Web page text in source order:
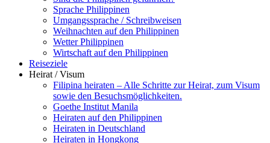
Sprache Philippinen
Umgangssprache / Schreibweisen
Weihnachten auf den Philippinen
Wetter Philippinen
Wirtschaft auf den Philippinen
Reiseziele
Heirat / Visum
Filipina heiraten – Alle Schritte zur Heirat, zum Visum
sowie den Besuchsmöglichkeiten.
Goethe Institut Manila
Heiraten auf den Philippinen
Heiraten in Deutschland
Heiraten in Hongkong